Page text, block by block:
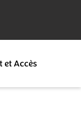
et Accès